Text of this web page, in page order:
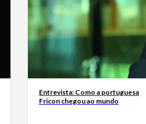
Entrevista: Como a portuguesa
Fricon chegou ao mundo